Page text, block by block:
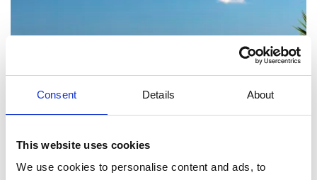
Consent Details About
This website uses cookies
We use cookies to personalise content and ads, to